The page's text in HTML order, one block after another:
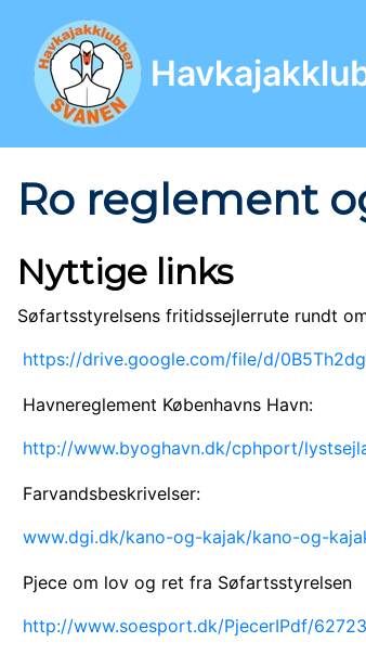
Ro reglement
Nyttige links
Søfartsstyrelsens fritidssejlerrute rundt
https://drive.google.com/file/d/
Havnereglement Københavns Havn:
http://www.byoghavn.dk/cphport/
Farvandsbeskrivelser:
www.dgi.dk/kano-og-kajak/kano-og-
Pjece om lov og ret fra Søfartsstyrelsen
http://www.soesport.dk/PjecerIPdf/